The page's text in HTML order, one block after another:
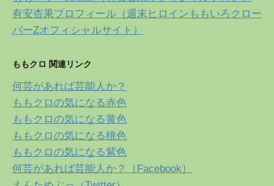
有安杏果プロフィール（週末ヒロインももいろクロー
バーZオフィシャルサイト）
ももクロ 関連リンク
何芸があれば芸能人か？
ももクロの気になる赤色
ももクロの気になる黄色
ももクロの気になる桃色
ももクロの気になる紫色
何芸があれば芸能人か？（Facebook）